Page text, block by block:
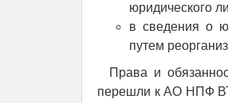
юридического
в сведения о
путем
Права и
перешли к АО НПФ